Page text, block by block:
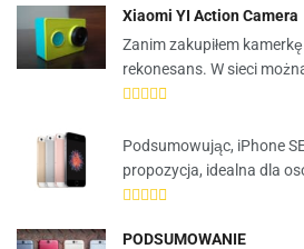
Xiaomi YI Action Camera
Zanim zakupiłem kamerkę
rekonesans. W sieci
Podsumowując, iPhone
propozycja, idealna dla
PODSUMOWANIE